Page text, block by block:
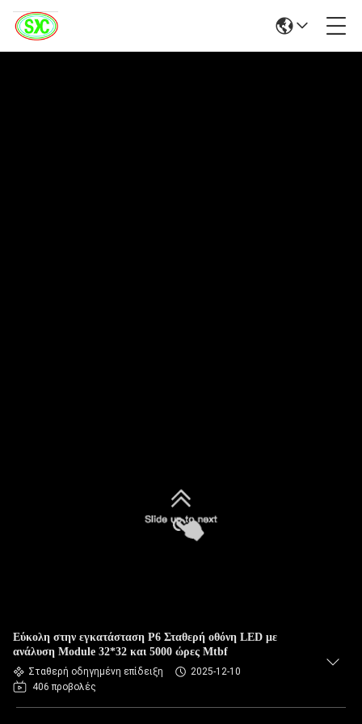
Εύκολη στην εγκατάσταση P6 Σταθερή οθόνη LED με
ανάλυση Module 32*32 και 5000 ώρες Mtbf
Σταθερή οδηγημένη επίδειξη
2025-12-10
406 προβολές